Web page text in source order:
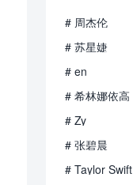
# 周杰伦
# 苏星婕
# en
# 希林娜依高
# Zy
# 张碧晨
# Taylor Swift